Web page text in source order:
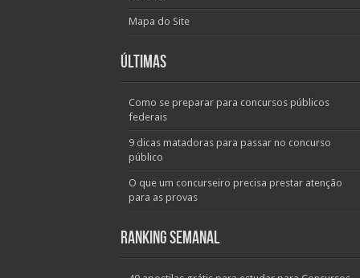
Mapa do Site
Últimas
Como se preparar para concursos públicos
federais
9 dicas matadoras para passar no concurso
público
O que um concurseiro precisa prestar atenção
para as provas
Ranking Semanal